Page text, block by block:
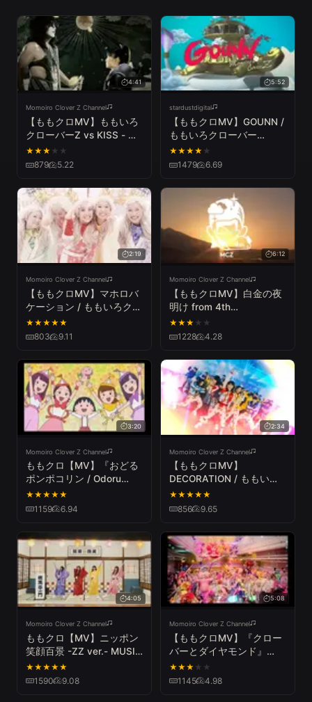
4:41
Momoiro Clover Z Channel
【ももクロMV】ももいろ
クローバーZ vs KISS - 夢
の浮世に咲いてみな
（YUMENO UKIYONI
CLOVER Z vs KISS）
★★★ ★ ★
879 5.22
5:52
stardustdigital
【ももクロMV】GOUNN /
ももいろクローバー
Z（MOMOIRO CLOVER Z
／GOUNN）
★★★★ ★
1479 6.69
2:19
Momoiro Clover Z Channel
【ももクロMV】マホロバ
ケーション / ももいろクロ
ーバー
Z（MAHOROVACATION /
★★★★★
803 9.11
6:12
Momoiro Clover Z Channel
【ももクロMV】白金の夜
明け from 4th
ALBUM『白金の夜明け』
/ ももいろクローバー
- HAKKIN NO YOAKE）
★★★ ★ ★
1228 4.28
3:20
Momoiro Clover Z Channel
ももクロ【MV】『おどる
ポンポコリン / Odoru
Pompokolin』ANIMATION
MUSIC VIDEO / ももいろ
CLOVER Z)
★★★★★
1159 6.94
2:34
Momoiro Clover Z Channel
【ももクロMV】
DECORATION / ももいろ
クローバーZ（MOMOIRO
CLOVER Z／THE
★★★★★
856 9.65
4:05
Momoiro Clover Z Channel
ももクロ【MV】ニッポン
笑顔百景 -ZZ ver.- MUSIC
VIDEO / MOMOIRO
CLOVER Z - Nippon Egao
★★★★★
1590 9.08
5:08
Momoiro Clover Z Channel
【ももクロMV】『クロー
バーとダイヤモンド』
Music Video
★★★ ★ ★
1145 4.98